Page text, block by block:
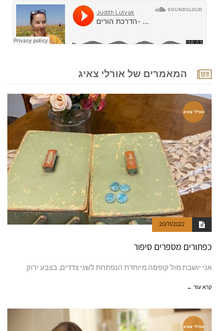
המאמרים של אורלי צאיג
אורלי צאיג
20/11/2022
כפתורים מספרים סיפור
אני יושבת מול קופסה מיוחדת הנפתחת לשני צדדים, בצבע ירוק
קרא עוד ←
אורלי צאיג